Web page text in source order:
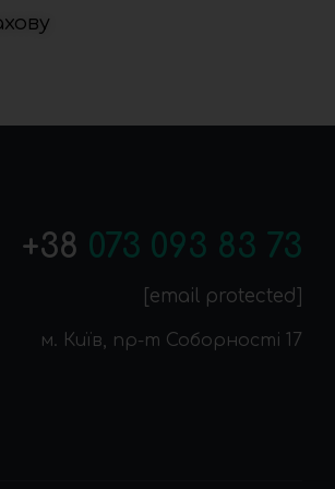
+38 073 093 83 73
[email protected]
м. Київ, пр-т Соборності 17